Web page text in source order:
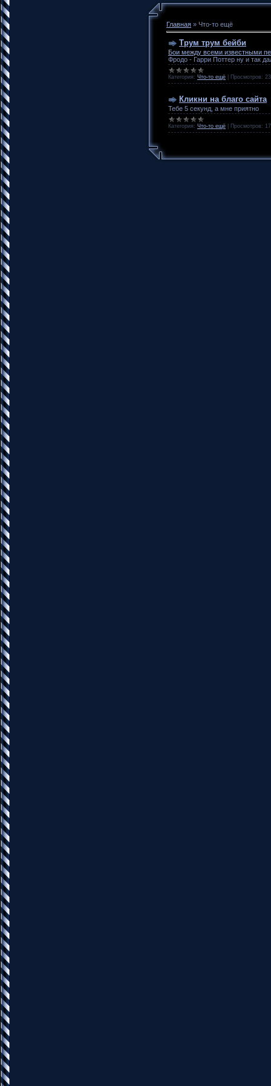
Главная » Что-то ещё
Трум трум бейби
Бои между всеми известными
Фродо - Гарри Поттер ну и так
Категория: Что-то ещё Просмотров:
Кликни на благо сайта
Тебе 5 секунд, а мне приятно
Категория: Что-то ещё Просмотров: